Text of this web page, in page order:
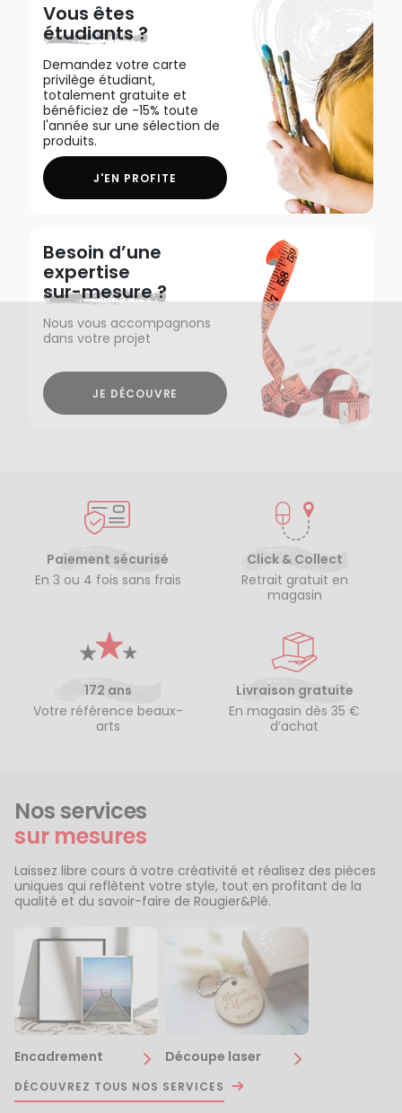
Vous êtes
étudiants ?
Demandez votre carte
privilège étudiant,
totalement gratuite et
bénéficiez de -15% toute
l'année sur une sélection de
produits.
J'EN PROFITE
Besoin d’une
expertise
sur-mesure ?
Nous vous accompagnons
dans votre projet
JE DÉCOUVRE
Paiement sécurisé
En 3 ou 4 fois sans frais
Click & Collect
Retrait gratuit en
magasin
172 ans
Votre référence beaux-
arts
Livraison gratuite
En magasin dès 35 €
d’achat
Nos services
sur mesures
Laissez libre cours à votre créativité et réalisez des pièces
uniques qui reflètent votre style, tout en profitant de la
qualité et du savoir-faire de Rougier&Plé.
Encadrement Découpe laser
DÉCOUVREZ TOUS NOS SERVICES